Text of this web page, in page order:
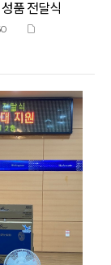
품 전달식